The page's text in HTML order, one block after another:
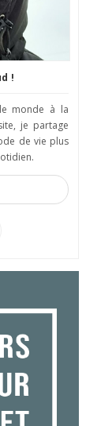
!
monde à la
je partage
de vie plus